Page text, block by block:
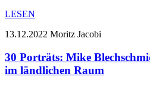
LESEN
13.12.2022 Moritz Jacobi
30 Porträts: Mike
im ländlichen Raum